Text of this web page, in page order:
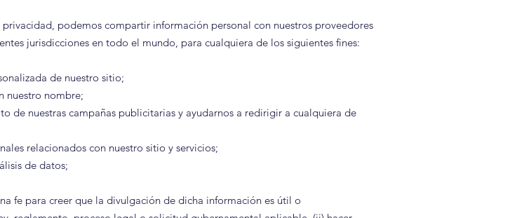
podemos compartir información personal con nuestros proveedores
jurisdicciones en todo el mundo, para cualquiera de los siguientes fines:
de nuestro sitio;
nuestro nombre;
de nuestras campañas publicitarias y ayudarnos a redirigir a cualquiera de
relacionados con nuestro sitio y servicios;
de datos;
fe para creer que la divulgación de dicha información es útil o